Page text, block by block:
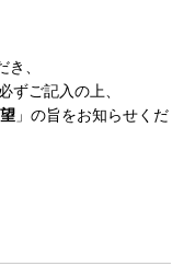
、
ずご記入の上、
」の旨をお知らせくだ